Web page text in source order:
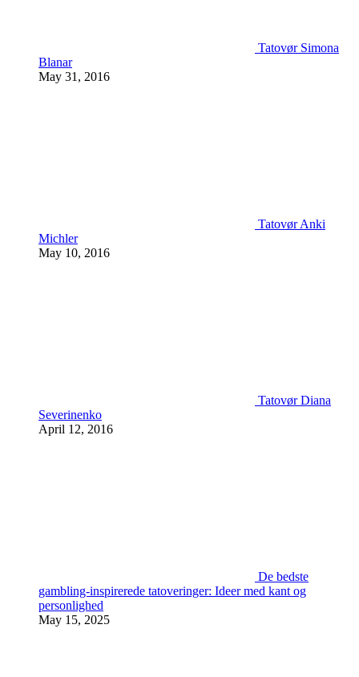
Tatovør Simona
Blanar
May 31, 2016
Tatovør Anki
Michler
May 10, 2016
Tatovør Diana
Severinenko
April 12, 2016
De bedste
gambling-inspirerede tatoveringer: Ideer med kant og
personlighed
May 15, 2025